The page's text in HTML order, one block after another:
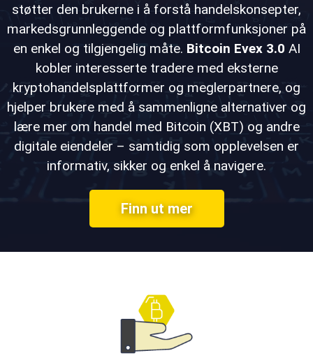
støtter den brukerne i å forstå handelskonsepter,
markedsgrunnleggende og plattformfunksjoner på
en enkel og tilgjengelig måte. Bitcoin Evex 3.0 AI
kobler interesserte tradere med eksterne
kryptohandelsplattformer og meglerpartnere, og
hjelper brukere med å sammenligne alternativer og
lære mer om handel med Bitcoin (XBT) og andre
digitale eiendeler – samtidig som opplevelsen er
informativ, sikker og enkel å navigere.
Finn ut mer